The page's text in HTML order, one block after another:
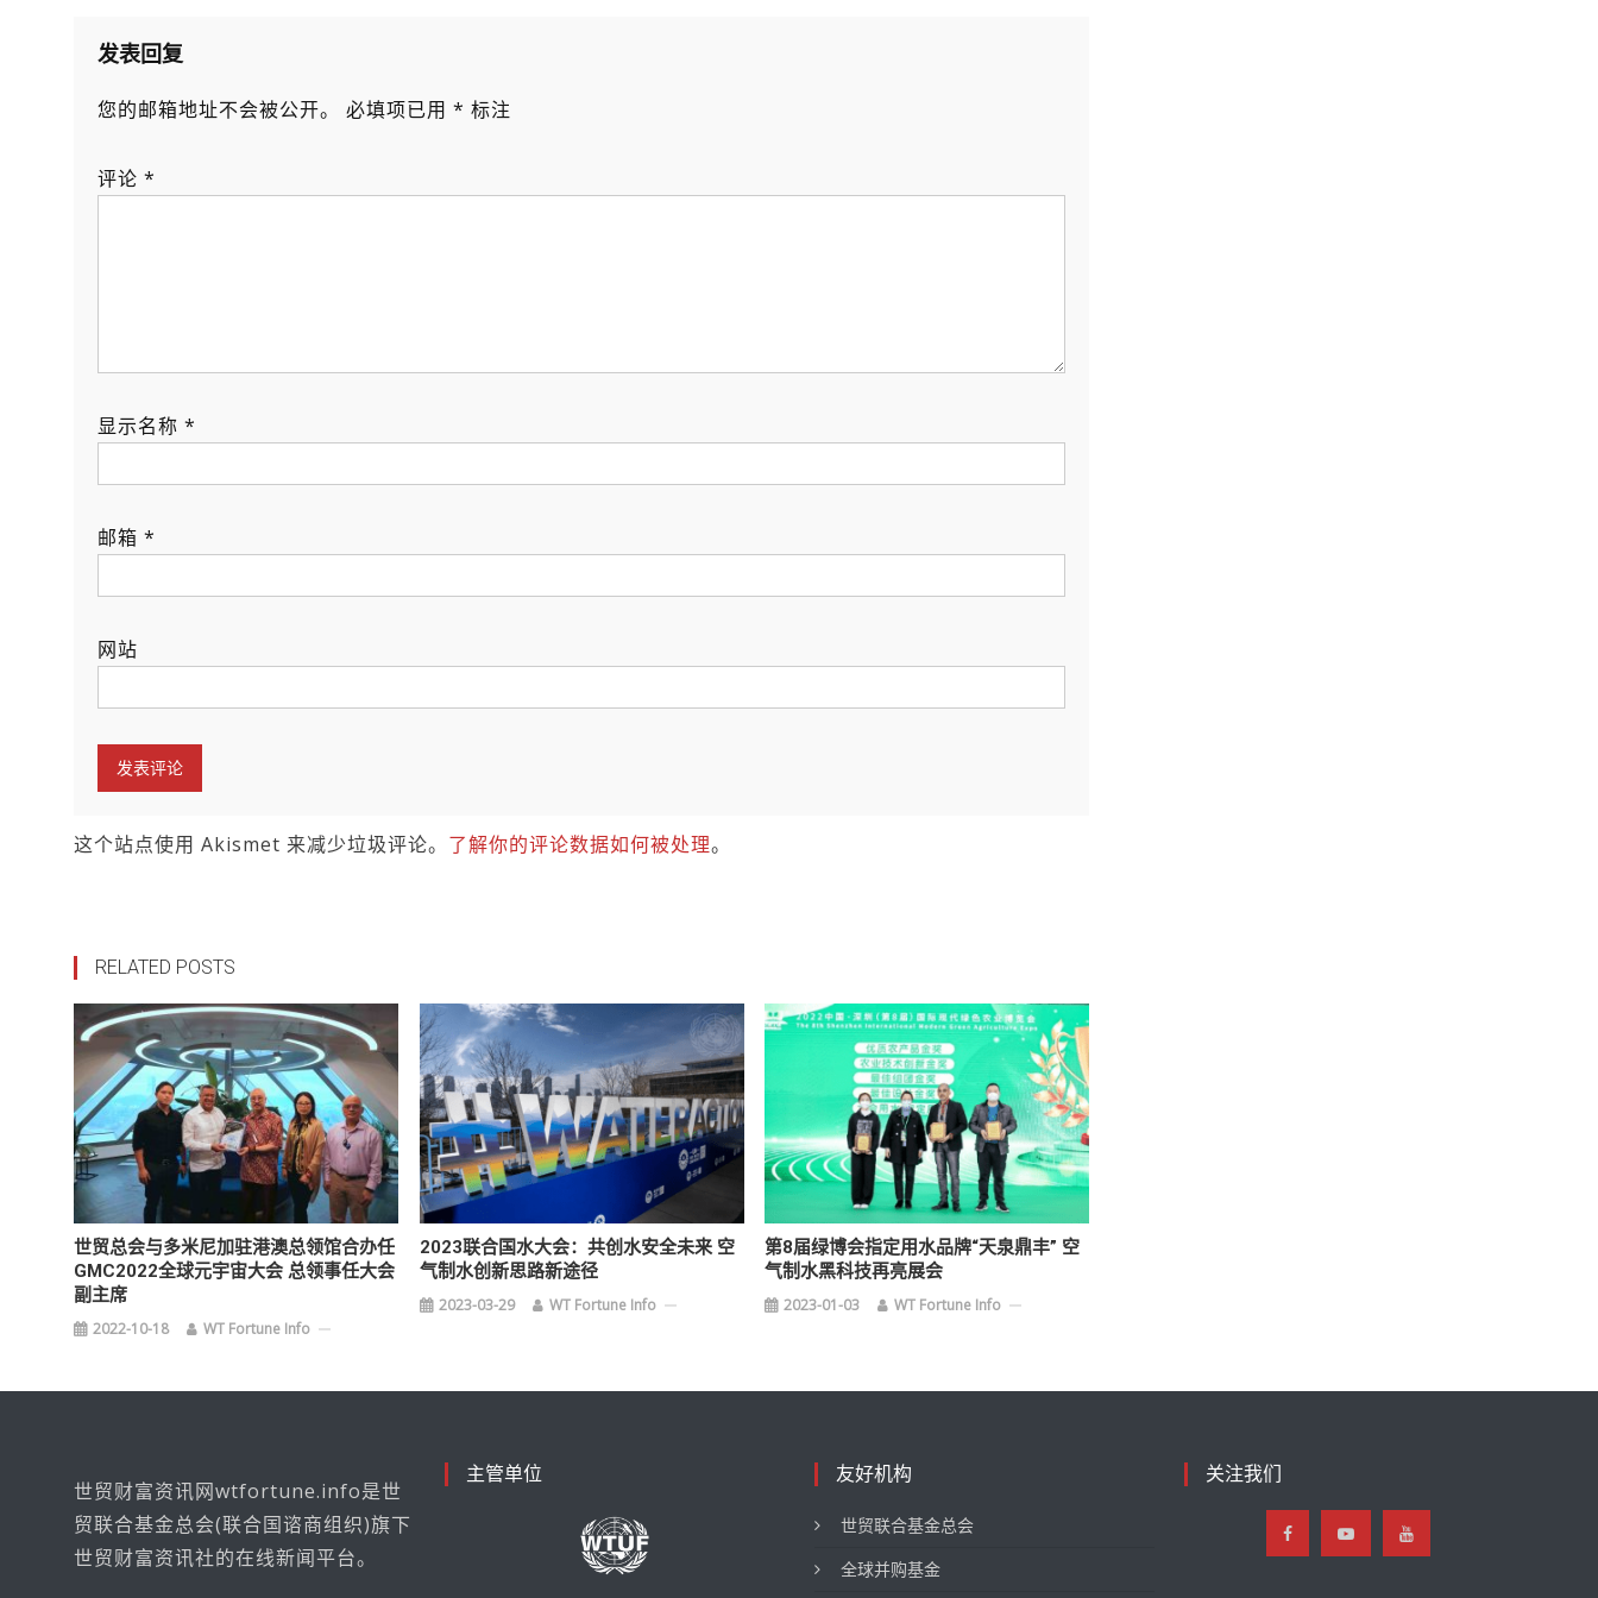
航发表回复
您的邮箱地址不会被公开。 必填项已用 * 标注
评论 *
显示名称 *
邮箱 *
网站
这个站点使用 Akismet 来减少垃圾评论。 了解你的评论数据如何被处理。
RELATED POSTS
世贸总会与多米尼加驻港澳总领馆合办任
GMC2022全球元宇宙大会 总领事任大会
副主席
2022-10-18 WT Fortune Info
2023联合国水大会：共创水安全未来 空
气制水创新思路新途径
2023-03-29 WT Fortune Info
第8届绿博会指定用水品牌“天泉鼎丰” 空
气制水黑科技再亮展会
2023-01-03 WT Fortune Info
世贸财富资讯网wtfortune.info是世
贸联合基金总会(联合国谘商组织)旗下
世贸财富资讯社的在线新闻平台。
主管单位 友好机构
世贸联合基金总会
全球并购基金
关注我们